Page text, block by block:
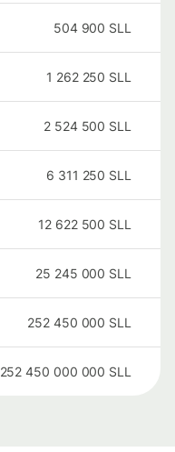
504 900 SLL
1 262 250 SLL
2 524 500 SLL
6 311 250 SLL
12 622 500 SLL
25 245 000 SLL
252 450 000 SLL
252 450 000 000 SLL